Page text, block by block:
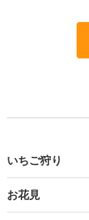
いちご狩り
お花見